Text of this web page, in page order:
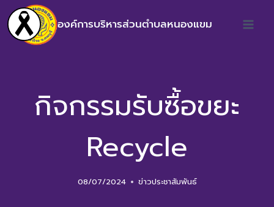
องค์การบริหารส่วนตำบลหนองแขม
กิจกรรมรับซื้อขยะ
Recycle
08/07/2024 ข่าวประชาสัมพันธ์